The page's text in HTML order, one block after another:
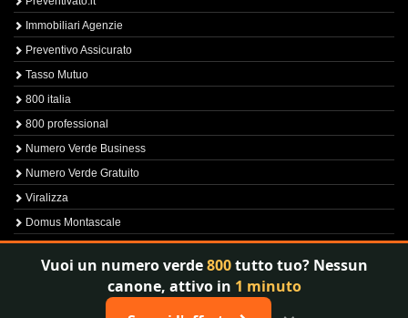
Immobiliari Agenzie
Preventivo Assicurato
Tasso Mutuo
800 italia
800 professional
Numero Verde Business
Numero Verde Gratuito
Viralizza
Domus Montascale
Sprint800
Verfica Numero Verde
Vuoi un numero verde800tutto tuo? Nessun
canone, attivo in 1 minuto